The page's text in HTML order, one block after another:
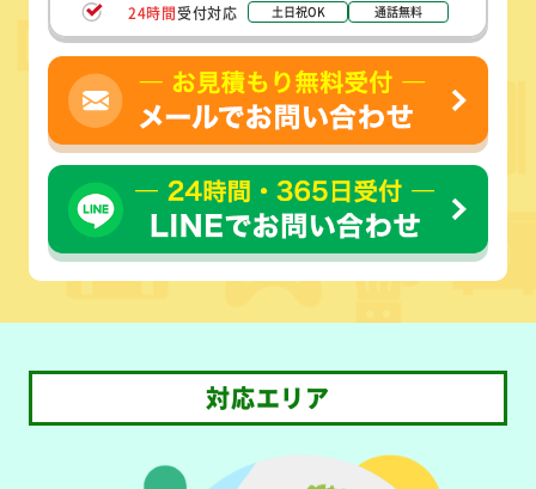
24時間受付対応 土日祝OK 通話無料
対応エリア